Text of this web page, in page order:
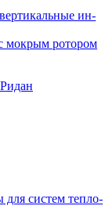
ин-
мокрым ротором
систем тепло-